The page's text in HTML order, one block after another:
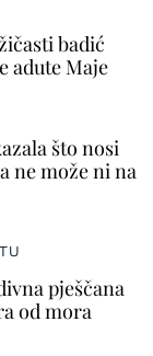
badić
adute Maje
što nosi
ne može ni na
pješčana
od mora